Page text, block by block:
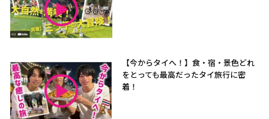
【今からタイへ！】食・宿・景色どれ
をとっても最高だったタイ旅行に密
着！